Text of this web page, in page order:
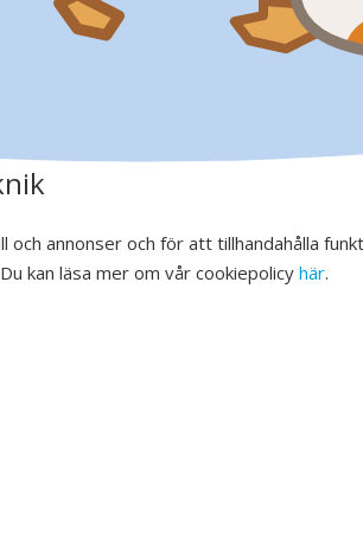
annonser och för att tillhandahålla
kan läsa mer om vår cookiepolicy här.